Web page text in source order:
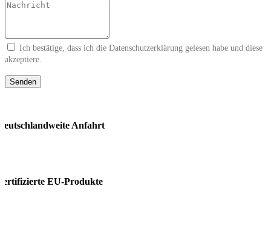
Ich bestätige, dass ich die Datenschutzerklärung gelesen habe und diese
akzeptiere.
Senden
Anfahrt
EU-Produkte